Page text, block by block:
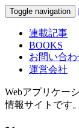
Toggle navigation
連載記事
BOOKS
お問い合わ
運営会社
Webアプリケー
情報サイトです。